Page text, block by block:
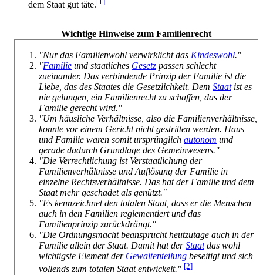
dem Staat gut täte.
Wichtige Hinweise zum Familienrecht
"Nur das Familienwohl verwirklicht das Kindeswohl."
"Familie und staatliches Gesetz passen schlecht
zueinander. Das verbindende Prinzip der Familie ist die
Liebe, das des Staates die Gesetzlichkeit. Dem Staatist es
nie gelungen, ein Familienrecht zu schaffen, das der
Familie gerecht wird."
"Um häusliche Verhältnisse, also die Familienverhältnisse,
konnte vor einem Gericht nicht gestritten werden. Haus
und Familie waren somit ursprünglich autonom und
gerade dadurch Grundlage des Gemeinwesens."
"Die Verrechtlichung ist Verstaatlichung der
Familienverhältnisse und Auflösung der Familie in
einzelne Rechts­verhältnisse. Das hat der Familie und dem
Staat mehr geschadet als genützt."
"Es kennzeichnet den totalen Staat, dass er die Menschen
auch in den Familien reglementiert und das
Familienprinzip zurückdrängt."
"Die Ordnungsmacht beansprucht heutzutage auch in der
Familie allein der Staat. Damit hat derStaatdas wohl
wichtigste Element der Gewaltenteilung beseitigt und sich
vollends zum totalen Staat entwickelt." [2]